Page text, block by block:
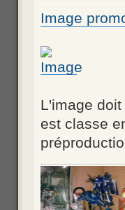
Image
L'image
est classe